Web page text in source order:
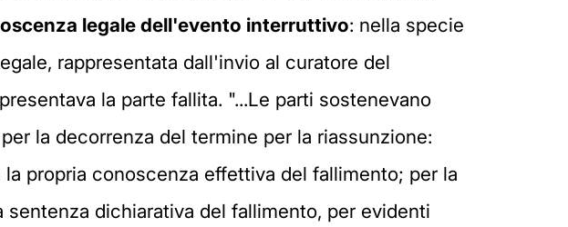
legale dell'evento interruttivo: nella specie
rappresentata dall'invio al curatore del
la parte fallita. "...Le parti sostenevano
la decorrenza del termine per la riassunzione:
propria conoscenza effettiva del fallimento; per la
dichiarativa del fallimento, per evidenti